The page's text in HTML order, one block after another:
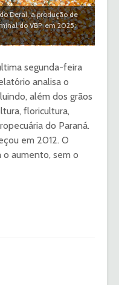
Deral, a produção de
do VBP, em 2025:
segunda-feira
analisa o
além dos grãos
floricultura,
do Paraná.
em 2012. O
aumento, sem o